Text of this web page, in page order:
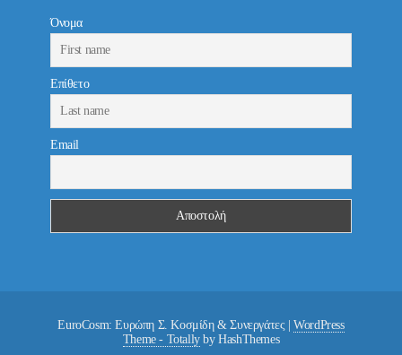
Όνομα
Επίθετο
Email
EuroCosm: Ευρώπη Σ. Κοσμίδη & Συνεργάτες |WordPress
Theme - Totallyby HashThemes